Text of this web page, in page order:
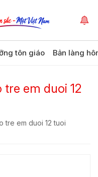
tôn giáo Bản làng
tre em duoi 12
tre em duoi 12 tuoi